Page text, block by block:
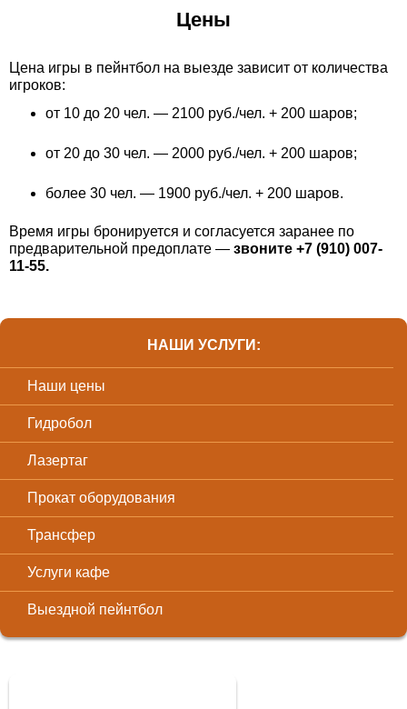
Цены
Цена игры в пейнтбол на выезде зависит от количества
игроков:
от 10 до 20 чел. — 2100 руб./чел. + 200 шаров;
от 20 до 30 чел. — 2000 руб./чел. + 200 шаров;
более 30 чел. — 1900 руб./чел. + 200 шаров.
Время игры бронируется и согласуется заранее по
предварительной предоплате — звоните +7 (910) 007-
11-55.
НАШИ УСЛУГИ:
Наши цены
Гидробол
Лазертаг
Прокат оборудования
Трансфер
Услуги кафе
Выездной пейнтбол